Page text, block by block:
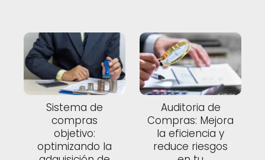
Sistema de
compras
objetivo:
optimizando la
Auditoria de
Compras: Mejora
la eficiencia y
reduce riesgos